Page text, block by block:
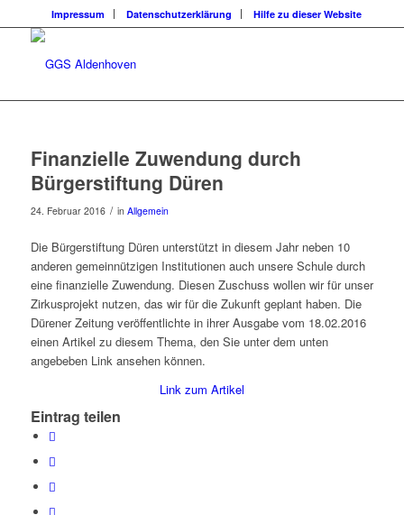
Impressum Datenschutzerklärung Hilfe zu dieser Website
Finanzielle Zuwendung durch
Bürgerstiftung Düren
24. Februar 2016 / in Allgemein
Die Bürgerstiftung Düren unterstützt in diesem Jahr neben 10
anderen gemeinnützigen Institutionen auch unsere Schule durch
eine finanzielle Zuwendung. Diesen Zuschuss wollen wir für unser
Zirkusprojekt nutzen, das wir für die Zukunft geplant haben. Die
Dürener Zeitung veröffentlichte in ihrer Ausgabe vom 18.02.2016
einen Artikel zu diesem Thema, den Sie unter dem unten
angebeben Link ansehen können.
Link zum Artikel
Eintrag teilen